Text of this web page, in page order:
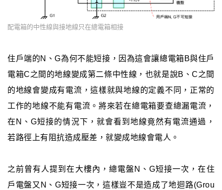
配電箱的中性線與接地線只在總電箱相接
住戶端的N、G為何不能短接，因為這會讓總電箱B與住戶
電箱C之間的地線變成第二條中性線，也就是說B、C之間
的地線會變成有電流，這樣就與地線的定義不同，正常的
工作的地線不能有電流。將來若在總電箱要查總漏電流，
在N、G短接的情況下，就會看到地線竟然有電流通過，
若路徑上有阻抗造成壓差，就變成地線會電人。
之前曾有人提到在大樓內，總電盤N、G短接一次，在住
戶電盤又N、G短接一次，這樣豈不是造成了地迴路(Grou